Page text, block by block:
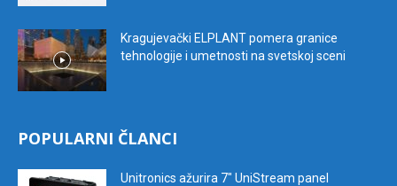
Kragujevački ELPLANT pomera granice
tehnologije i umetnosti na svetskoj sceni
POPULARNI ČLANCI
Unitronics ažurira 7″ UniStream panel